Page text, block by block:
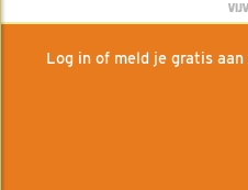
Log in of meld je gratis